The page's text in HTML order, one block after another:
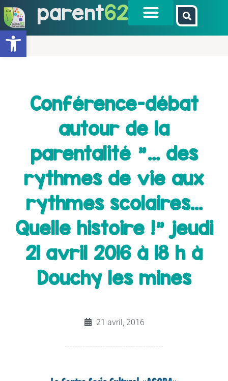
Ouvrir la barre d’outils
parent62
Conférence-débat
autour de la
parentalité "… des
rythmes de vie aux
rythmes scolaires…
Quelle histoire !" jeudi
21 avril 2016 à 18 h à
Douchy les mines
21 avril, 2016